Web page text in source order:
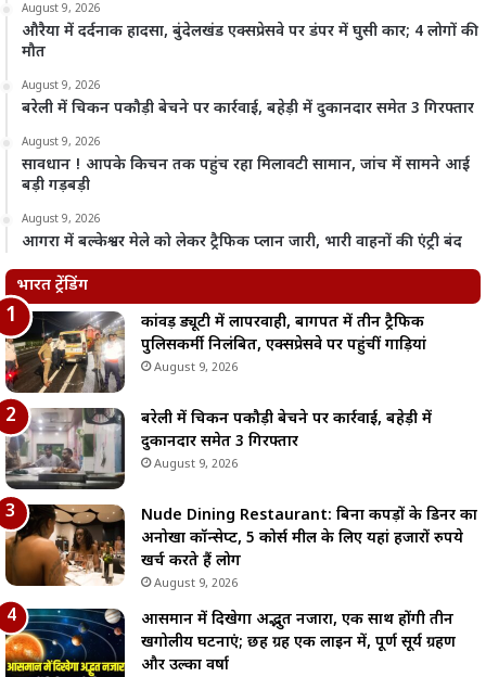
August 9, 2026
औरैया में दर्दनाक हादसा, बुंदेलखंड एक्सप्रेसवे पर डंपर में घुसी कार; 4 लोगों की
मौत
August 9, 2026
बरेली में चिकन पकौड़ी बेचने पर कार्रवाई, बहेड़ी में दुकानदार समेत 3 गिरफ्तार
August 9, 2026
सावधान ! आपके किचन तक पहुंच रहा मिलावटी सामान, जांच में सामने आई
बड़ी गड़बड़ी
August 9, 2026
आगरा में बल्केश्वर मेले को लेकर ट्रैफिक प्लान जारी, भारी वाहनों की एंट्री बंद
भारत ट्रेंडिंग
कांवड़ ड्यूटी में लापरवाही, बागपत में तीन ट्रैफिक
पुलिसकर्मी निलंबित, एक्सप्रेसवे पर पहुंचीं गाड़ियां
August 9, 2026
बरेली में चिकन पकौड़ी बेचने पर कार्रवाई, बहेड़ी में
दुकानदार समेत 3 गिरफ्तार
August 9, 2026
Nude Dining Restaurant: बिना कपड़ों के डिनर का
अनोखा कॉन्सेप्ट, 5 कोर्स मील के लिए यहां हजारों रुपये
खर्च करते हैं लोग
August 9, 2026
आसमान में दिखेगा अद्भुत नजारा, एक साथ होंगी तीन
खगोलीय घटनाएं; छह ग्रह एक लाइन में, पूर्ण सूर्य ग्रहण
और उल्का वर्षा